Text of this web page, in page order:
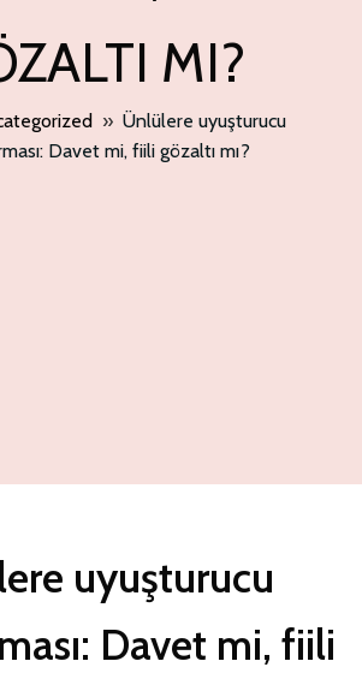
MI?
» Ünlülere uyuşturucu
Davet mi, fiili gözaltı mı?
uyuşturucu
Davet mi, fiili